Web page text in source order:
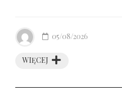
WIĘCEJ
05/08/2026